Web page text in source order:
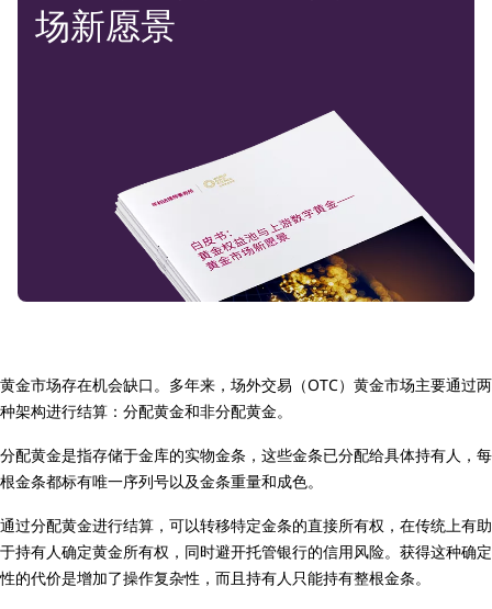
场新愿景
黄金市场存在机会缺口。多年来，场外交易（OTC）黄金市场主要通过两
种架构进行结算：分配黄金和非分配黄金。
分配黄金是指存储于金库的实物金条，这些金条已分配给具体持有人，每
根金条都标有唯一序列号以及金条重量和成色。
通过分配黄金进行结算，可以转移特定金条的直接所有权，在传统上有助
于持有人确定黄金所有权，同时避开托管银行的信用风险。获得这种确定
性的代价是增加了操作复杂性，而且持有人只能持有整根金条。